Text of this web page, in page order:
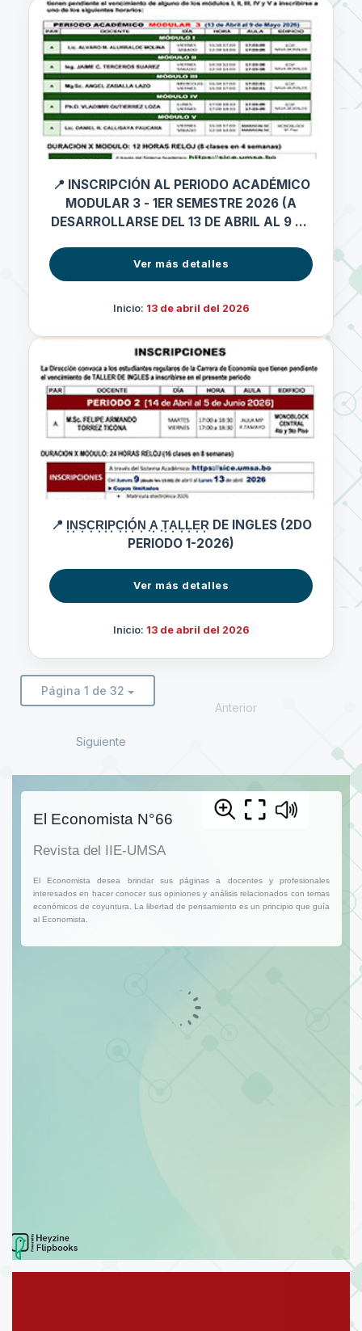
📍 INSCRIPCIÓN AL PERIODO ACADÉMICO
MODULAR 3 - 1ER SEMESTRE 2026 (A
DESARROLLARSE DEL 13 DE ABRIL AL 9 DE
Ver más detalles
Inicio: 13 de abril del 2026
📍 I͙N͙S͙C͙R͙I͙P͙C͙I͙Ó͙N͙ ͙A͙ ͙T͙A͙L͙L͙E͙R͙ DE INGLES (2DO
PERIODO 1-2026)
Ver más detalles
Inicio: 13 de abril del 2026
Página 1 de 32
Anterior
Siguiente